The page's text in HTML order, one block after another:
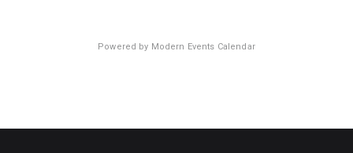
Powered by Modern Events Calendar